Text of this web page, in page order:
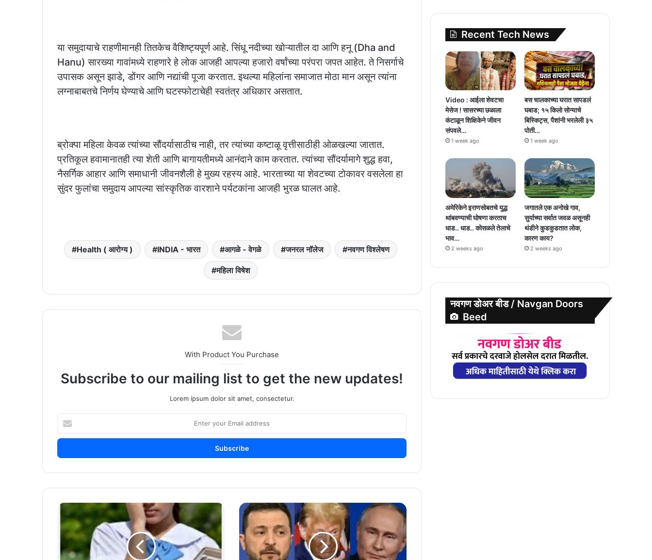
या समुदायाचे राहणीमानही तितकेच वैशिष्ट्यपूर्ण आहे. सिंधू नदीच्या खोऱ्यातील दा आणि हनू (Dha and
Hanu) सारख्या गावांमध्ये राहणारे हे लोक आजही आपल्या हजारो वर्षांच्या परंपरा जपत आहेत. ते निसर्गाचे
उपासक असून झाडे, डोंगर आणि नद्यांची पूजा करतात. इथल्या महिलांना समाजात मोठा मान असून त्यांना
लग्नाबाबतचे निर्णय घेण्याचे आणि घटस्फोटाचेही स्वतंत्र अधिकार असतात.
ब्रोक्पा महिला केवळ त्यांच्या सौंदर्यासाठीच नाही, तर त्यांच्या कष्टाळू वृत्तीसाठीही ओळखल्या जातात.
प्रतिकूल हवामानातही त्या शेती आणि बागायतीमध्ये आनंदाने काम करतात. त्यांच्या सौंदर्यामागे शुद्ध हवा,
नैसर्गिक आहार आणि समाधानी जीवनशैली हे मुख्य रहस्य आहे. भारताच्या या शेवटच्या टोकावर वसलेला हा
सुंदर फुलांचा समुदाय आपल्या सांस्कृतिक वारशाने पर्यटकांना आजही भुरळ घालत आहे.
Health ( आरोग्य ) INDIA - भारत आगळे - वेगळे जनरल नॉलेज नवगण विश्लेषण
महिला विषेश
With Product You Purchase
Subscribe to our mailing list to get the new updates!
Lorem ipsum dolor sit amet, consectetur.
your
Email
शेजारच्या
काकांचं
भयानक
कृत्य
उघड,१३
वर्षांच्या
रशिया-
युक्रेनमध्ये
दिवसांचा
युद्धविराम;
ट्रम्प
Recent Tech News
Video : आईला शेवटचा
मेसेज ! सासरच्या छळाला
कंटाळून शिक्षिकेने जीवन
संपवले…
1 week ago
बस चालकाच्या घरात सापडलं
घबाड; १५ किलो सोन्याचे
बिस्किट्स, पैशांनी भरलेली ३५
पोती…
1 week ago
अमेरिकेने इराणसोबतचे युद्ध
थांबवण्याची घोषणा करताच
धाड.. धाड.. कोसळले तेलाचे
भाव…
2 weeks ago
जगातले एक अनोखे गाव,
सुर्याच्या सर्वात जवळ असूनही
थंडीने कुडकुडतात लोक,
कारण काय?
2 weeks ago
नवगण डोअर बीड / Navgan Doors
Beed